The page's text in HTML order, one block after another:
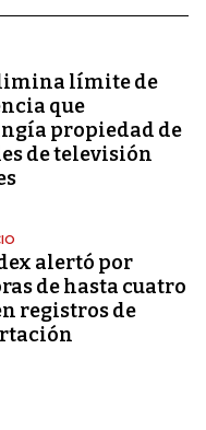
límite de
que
propiedad de
de televisión
alertó por
de hasta cuatro
registros de